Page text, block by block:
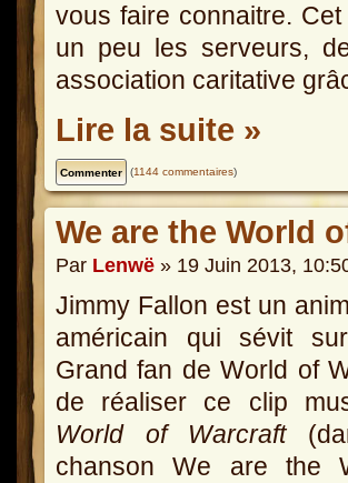
vous faire connaitre.
un peu les serveurs,
association caritative
Lire la suite »
(1144 commentaires)
We are the World
Par Lenwë » 19 Juin 2013,
Jimmy Fallon est un
américain qui sévit
Grand fan de World of
de réaliser ce clip
World of Warcraft
chanson We are the